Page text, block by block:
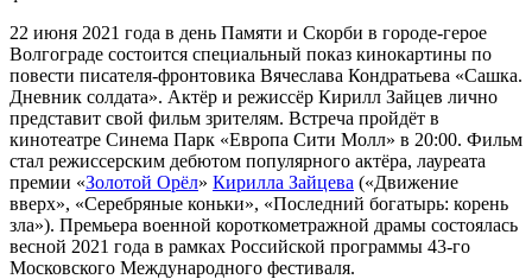
22 июня 2021 года в день Памяти и Скорби в городе-герое
Волгограде состоится специальный показ кинокартины по
повести писателя-фронтовика Вячеслава Кондратьева «Сашка.
Дневник солдата». Актёр и режиссёр Кирилл Зайцев лично
представит свой фильм зрителям. Встреча пройдёт в
кинотеатре Синема Парк «Европа Сити Молл» в 20:00. Фильм
стал режиссерским дебютом популярного актёра, лауреата
премии «Золотой Орёл» Кирилла Зайцева («Движение
вверх», «Серебряные коньки», «Последний богатырь: корень
зла»). Премьера военной короткометражной драмы состоялась
весной 2021 года в рамках Российской программы 43-го
Московского Международного фестиваля.